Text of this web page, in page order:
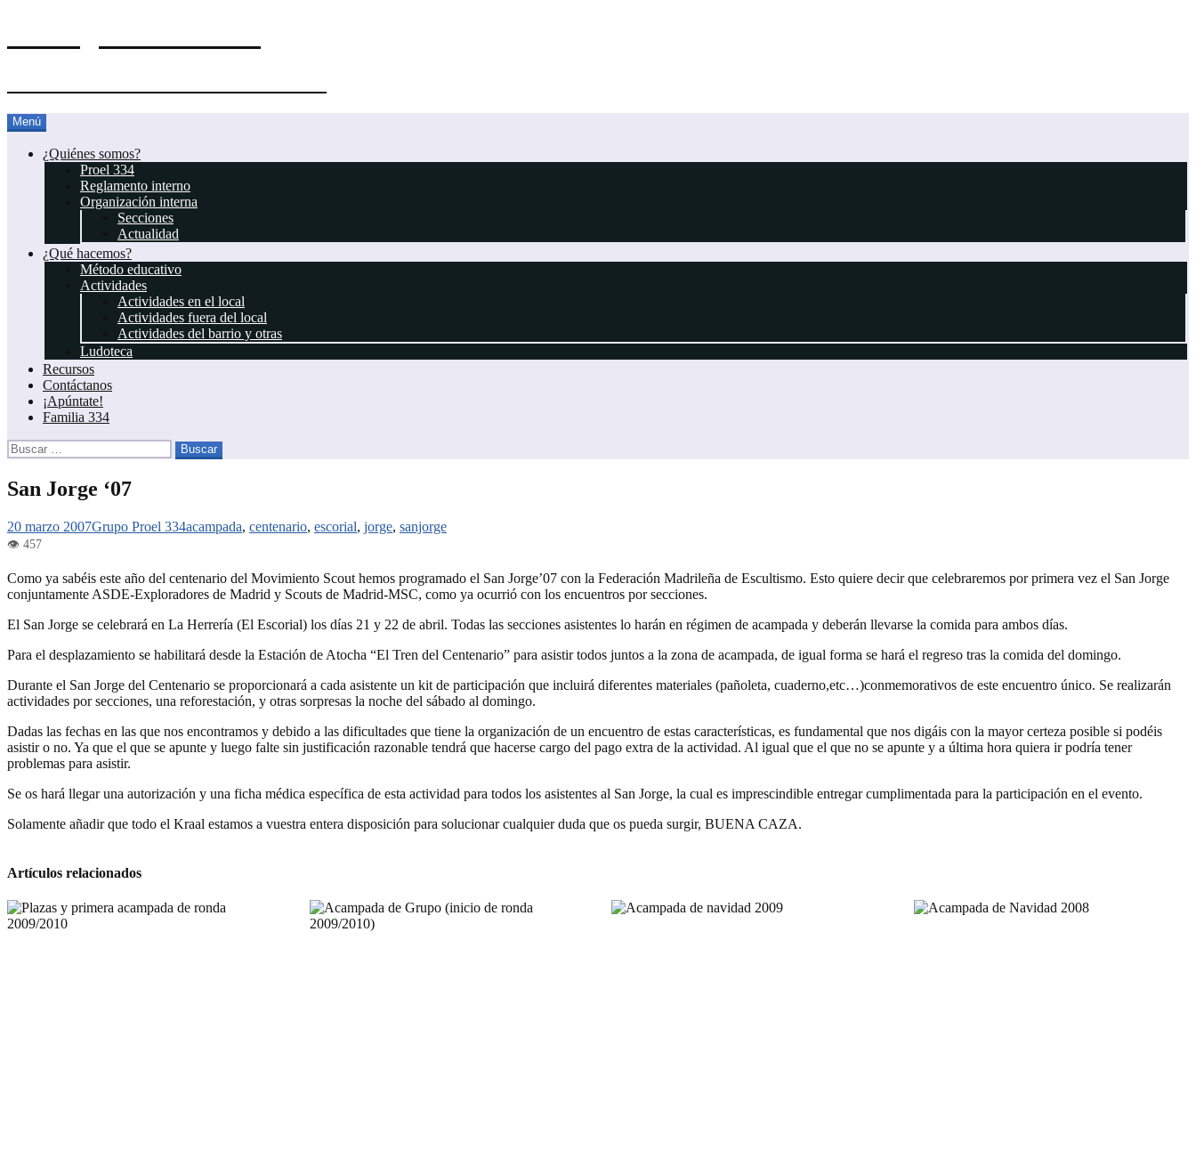
Menú
al
contenido
¿Quiénes somos?
Proel 334
Reglamento interno
Organización interna
Secciones
Actualidad
¿Qué hacemos?
Método educativo
Actividades
Actividades en el local
Actividades fuera del local
Actividades del barrio y otras
Ludoteca
Recursos
Contáctanos
¡Apúntate!
Familia 334
Buscar:
San Jorge ‘07
20 marzo 2007Grupo Proel 334acampada, centenario, escorial, jorge, sanjorge
Como ya sabéis este año del centenario del Movimiento Scout hemos programado el San Jorge’07 con la Federación Madrileña de Escultismo. Esto quiere decir que celebraremos por primera vez el San Jorge
conjuntamente ASDE-Exploradores de Madrid y Scouts de Madrid-MSC, como ya ocurrió con los encuentros por secciones.
El San Jorge se celebrará en La Herrería (El Escorial) los días 21 y 22 de abril. Todas las secciones asistentes lo harán en régimen de acampada y deberán llevarse la comida para ambos días.
Para el desplazamiento se habilitará desde la Estación de Atocha “El Tren del Centenario” para asistir todos juntos a la zona de acampada, de igual forma se hará el regreso tras la comida del domingo.
Durante el San Jorge del Centenario se proporcionará a cada asistente un kit de participación que incluirá diferentes materiales (pañoleta, cuaderno,etc…)conmemorativos de este encuentro único. Se realizarán
actividades por secciones, una reforestación, y otras sorpresas la noche del sábado al domingo.
Dadas las fechas en las que nos encontramos y debido a las dificultades que tiene la organización de un encuentro de estas características, es fundamental que nos digáis con la mayor certeza posible si podéis
asistir o no. Ya que el que se apunte y luego falte sin justificación razonable tendrá que hacerse cargo del pago extra de la actividad. Al igual que el que no se apunte y a última hora quiera ir podría tener
problemas para asistir.
Se os hará llegar una autorización y una ficha médica específica de esta actividad para todos los asistentes al San Jorge, la cual es imprescindible entregar cumplimentada para la participación en el evento.
Solamente añadir que todo el Kraal estamos a vuestra entera disposición para solucionar cualquier duda que os pueda surgir, BUENA CAZA.
Artículos relacionados